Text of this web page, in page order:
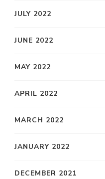
JULY 2022
JUNE 2022
MAY 2022
APRIL 2022
MARCH 2022
JANUARY 2022
DECEMBER 2021